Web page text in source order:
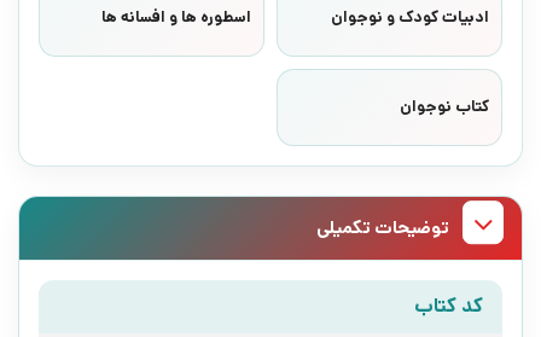
ادبیات کودک و نوجوان اسطوره ها و افسانه ها
کتاب نوجوان
توضیحات تکمیلی
کد کتاب